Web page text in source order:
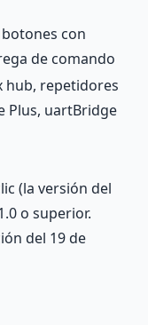
con
de comando
hub, repetidores
Plus, uartBridge
(la versión del
o superior.
del 19 de